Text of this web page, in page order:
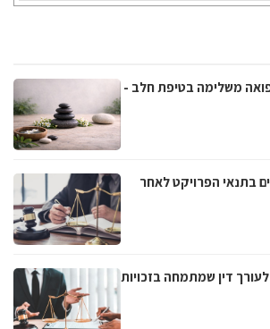
משלימה בטיפת חלב -
בתנאי הפרויקט לאחר
דין שמתמחה בזכויות